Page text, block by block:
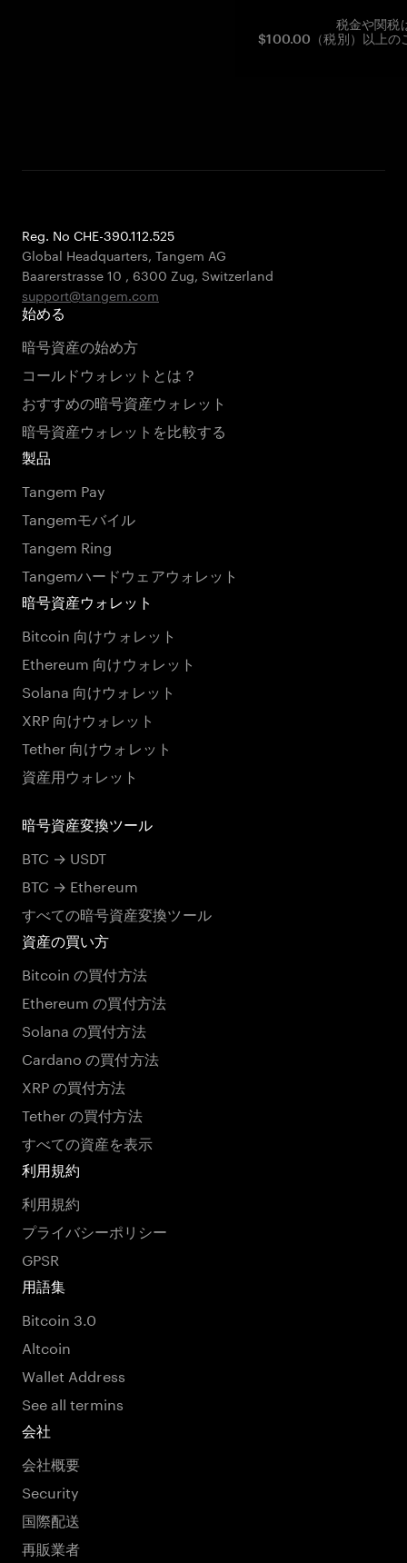
税金や関税
$100.00（税別）以上の
Reg. No CHE-390.112.525
Global Headquarters, Tangem AG
Baarerstrasse 10 , 6300 Zug, Switzerland
support@tangem.com
始める
暗号資産の始め方
コールドウォレットとは？
おすすめの暗号資産ウォレット
暗号資産ウォレットを比較する
製品
Tangem Pay
Tangemモバイル
Tangem Ring
Tangemハードウェアウォレット
暗号資産ウォレット
Bitcoin 向けウォレット
Ethereum 向けウォレット
Solana 向けウォレット
XRP 向けウォレット
Tether 向けウォレット
資産用ウォレット
暗号資産変換ツール
BTC → USDT
BTC → Ethereum
すべての暗号資産変換ツール
資産の買い方
Bitcoin の買付方法
Ethereum の買付方法
Solana の買付方法
Cardano の買付方法
XRP の買付方法
Tether の買付方法
すべての資産を表示
利用規約
利用規約
プライバシーポリシー
GPSR
用語集
Bitcoin 3.0
Altcoin
Wallet Address
See all termins
会社
会社概要
Security
国際配送
再販業者